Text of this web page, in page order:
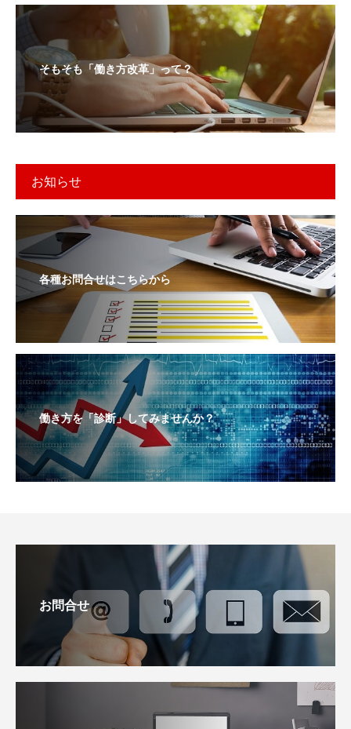
そもそも「働き方改革」って？
お知らせ
各種お問合せはこちらから
働き方を「診断」してみませんか？
お問合せ